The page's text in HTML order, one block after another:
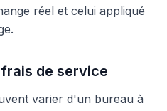
réel et celui appliqué
de service
varier d'un bureau à